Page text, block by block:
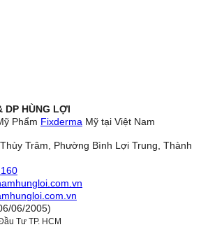
DP HÙNG LỢI
Phẩm Fixderma Mỹ tại Việt Nam
Trâm, Phường Bình Lợi Trung, Thành
06/2005)
Tư TP. HCM